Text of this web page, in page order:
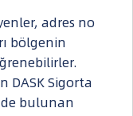
adres no
bölgenin
DASK Sigorta
bulunan